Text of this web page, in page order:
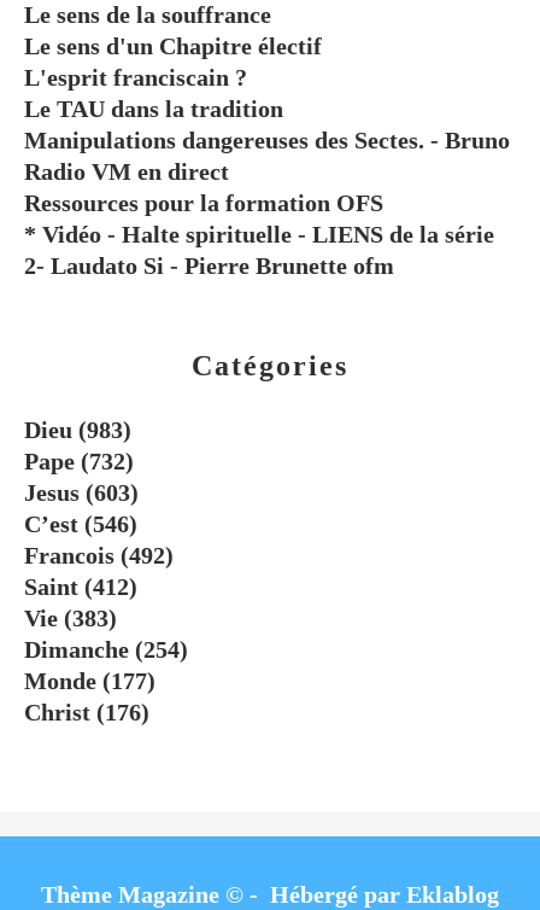
Catégories
Dieu (983)
Pape (732)
Jesus (603)
C’est (546)
Francois (492)
Saint (412)
Vie (383)
Dimanche (254)
Monde (177)
Christ (176)
Le sens de la souffrance
Le sens d'un Chapitre électif
L'esprit franciscain ?
Le TAU dans la tradition
Manipulations dangereuses des Sectes. - Bruno
Radio VM en direct
Ressources pour la formation OFS
* Vidéo - Halte spirituelle - LIENS de la série
2- Laudato Si - Pierre Brunette ofm
Thème Magazine © - Hébergé par Eklablog